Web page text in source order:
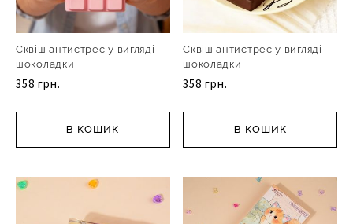
Сквіш антистрес у вигляді
шоколадки
358 грн.
В КОШИК
Сквіш антистрес у вигляді
шоколадки
358 грн.
В КОШИК